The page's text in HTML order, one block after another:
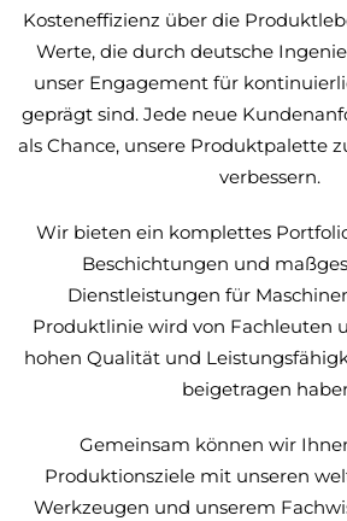
Kosteneffizienz über die
Werte, die durch deutsche
unser Engagement für
geprägt sind. Jede neue
als Chance, unsere Produktpalette
verbessern.
Wir bieten ein komplettes
Beschichtungen und
Dienstleistungen für
Produktlinie wird von Fachleuten
hohen Qualität und
beigetragen
Gemeinsam können wir
Produktionsziele mit unseren
Werkzeugen und unserem